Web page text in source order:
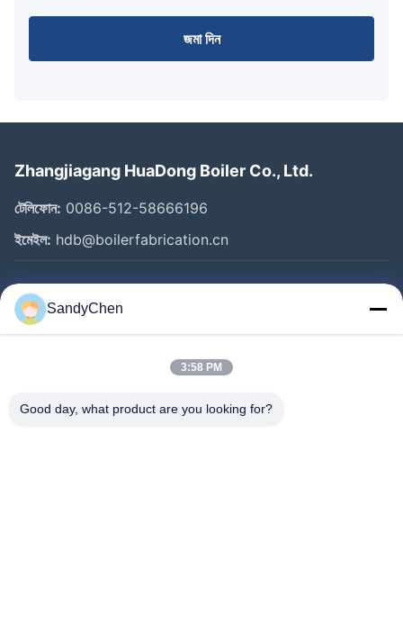
জমা দিন
Zhangjiagang HuaDong Boiler Co., Ltd.
টেলিফোন: 0086-512-58666196
ইমেইল: hdb@boilerfabrication.cn
গুরুত্বপূর্ণ সংযোগ
বাড়ি
ভিডিও
SandyChen
3:58 PM
Good day, what product are you looking for?